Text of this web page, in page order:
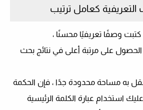
التعريفية كعامل ترتيب
كتبت وصفًا تعريفيًا محسنًا ،
على مرتبة أعلى في نتائج بحث
به مساحة محدودة جدًا ، فإن الحكمة
استخدام عبارة الكلمة الرئيسية